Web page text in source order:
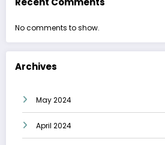
No comments to show.
Archives
May 2024
April 2024